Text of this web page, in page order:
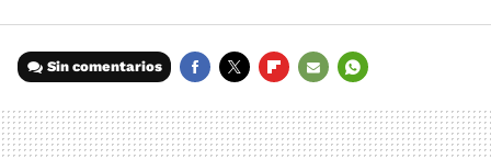
Sin comentarios
MAIL